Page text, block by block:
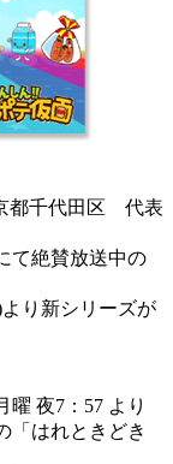
都千代田区 代表
て絶賛放送中の
り新シリーズが
曜 夜7：57 より
「はれときどき